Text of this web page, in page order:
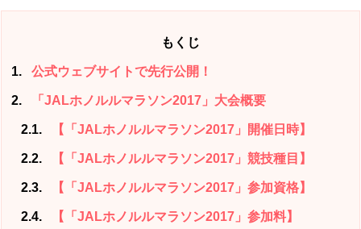
もくじ
1 公式ウェブサイトで先行公開！
2 「JALホノルルマラソン2017」大会概要
2.1 【「JALホノルルマラソン2017」開催日時】
2.2 【「JALホノルルマラソン2017」競技種目】
2.3 【「JALホノルルマラソン2017」参加資格】
2.4 【「JALホノルルマラソン2017」参加料】